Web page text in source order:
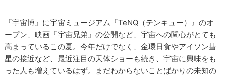
『宇宙博』に宇宙ミュージアム『TeNQ（テンキュー）』のオ
ープン、映画『宇宙兄弟』の公開など、宇宙への関心がとても
高まっているこの夏。今年だけでなく、金環日食やアイソン彗
星の接近など、最近注目の天体ショーも続き、宇宙に興味をも
った人も増えているはず。まだわからないことばかりの未知の